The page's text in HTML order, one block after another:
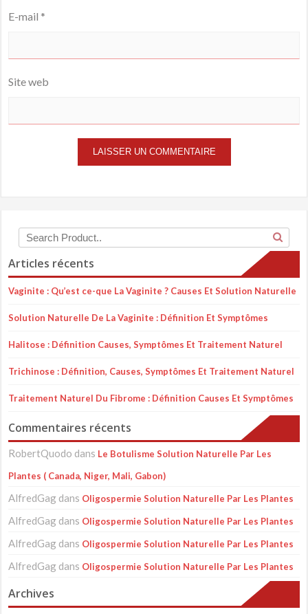
E-mail *
Site web
Articles récents
Vaginite : Qu’est ce-que La Vaginite ? Causes Et Solution Naturelle
Solution Naturelle De La Vaginite : Définition Et Symptômes
Halitose : Définition Causes, Symptômes Et Traitement Naturel
Trichinose : Définition, Causes, Symptômes Et Traitement Naturel
Traitement Naturel Du Fibrome : Définition Causes Et Symptômes
Commentaires récents
RobertQuodo dans Le Botulisme Solution Naturelle Par Les
Plantes ( Canada, Niger, Mali, Gabon)
AlfredGag dans Oligospermie Solution Naturelle Par Les Plantes
AlfredGag dans Oligospermie Solution Naturelle Par Les Plantes
AlfredGag dans Oligospermie Solution Naturelle Par Les Plantes
AlfredGag dans Oligospermie Solution Naturelle Par Les Plantes
Archives